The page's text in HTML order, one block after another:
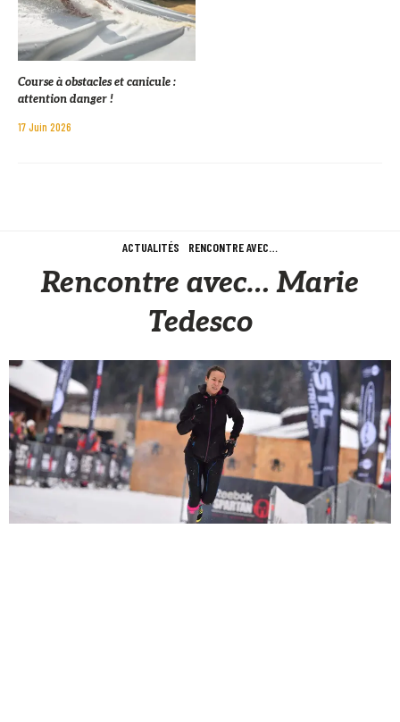
Course à obstacles et canicule :
attention danger !
17 Juin 2026
ACTUALITÉS RENCONTRE AVEC…
Rencontre avec… Marie
Tedesco